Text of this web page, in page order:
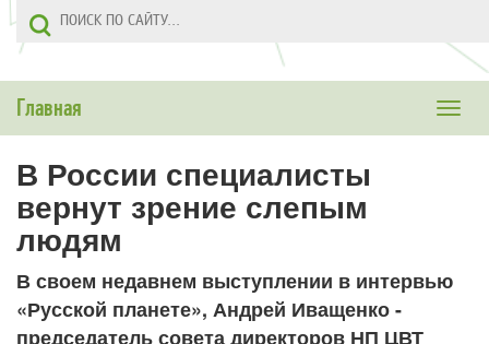
Toggle
Главная
В России специалисты
вернут зрение слепым
людям
В своем недавнем выступлении в интервью
«Русской планете», Андрей Иващенко -
председатель совета директоров НП ЦВТ